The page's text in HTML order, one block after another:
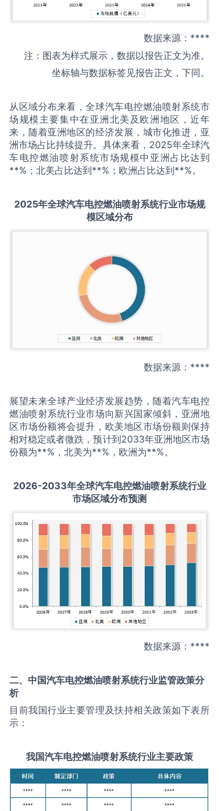
数据来源：****
注：图表为样式展示，数据以报告正文为准。
坐标轴与数据标签见报告正文，下同。
从区域分布来看，全球汽车电控燃油喷射系统市
场规模主要集中在亚洲北美及欧洲地区，近年
来，随着亚洲地区的经济发展，城市化推进，亚
洲市场占比持续提升。具体来看，2025年全球汽
车电控燃油喷射系统市场规模中亚洲占比达到
**%；北美占比达到**%；欧洲占比达到**%。
2025年全球汽车电控燃油喷射系统行业市场规
模区域分布
数据来源：****
展望未来全球产业经济发展趋势，随着汽车电控
燃油喷射系统行业市场向新兴国家倾斜，亚洲地
区市场份额将会提升，欧美地区市场份额则保持
相对稳定或者微跌，预计到2033年亚洲地区市场
份额为**%，北美为**%，欧洲为**%。
2026-2033年全球汽车电控燃油喷射系统行业
市场区域分布预测
数据来源：****
二、中国汽车电控燃油喷射系统行业监管政策分
析
目前我国行业主要管理及扶持相关政策如下表所
示：
我国汽车电控燃油喷射系统行业主要政策